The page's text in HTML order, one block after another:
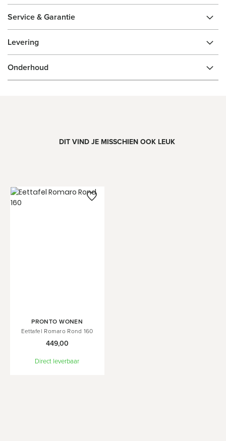
Service & Garantie
Levering
Onderhoud
DIT VIND JE MISSCHIEN OOK LEUK
PRONTO WONEN
Eettafel Romaro Rond 160
449,00
Direct leverbaar
Winkelwagen